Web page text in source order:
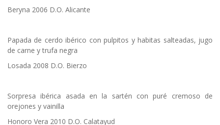
Beryna 2006 D.O. Alicante
Papada de cerdo ibérico con pulpitos y habitas salteadas, jugo
de carne y trufa negra
Losada 2008 D.O. Bierzo
Sorpresa ibérica asada en la sartén con puré cremoso de
orejones y vainilla
Honoro Vera 2010 D.O. Calatayud